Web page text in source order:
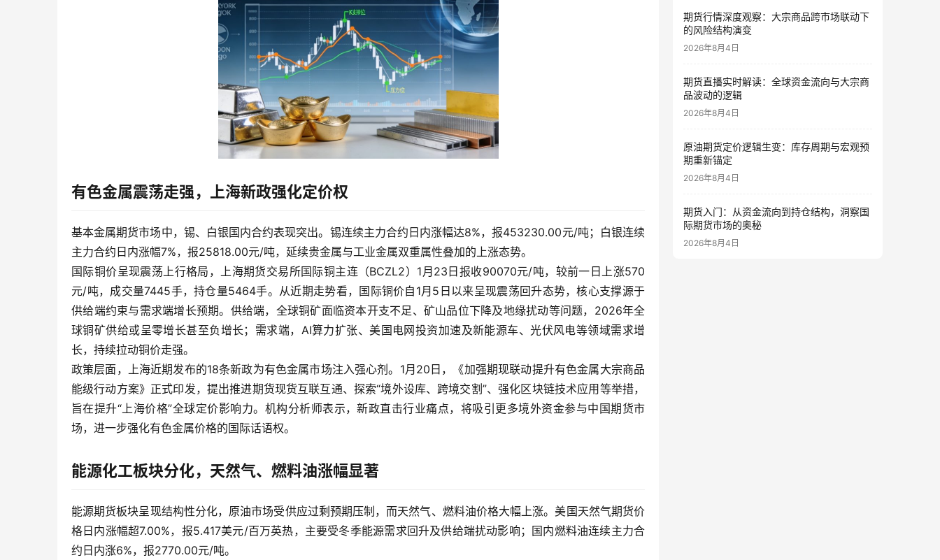
有色金属震荡走强，上海新政强化定价权
基本金属期货市场中，锡、白银国内合约表现突出。锡连续主力合约日内涨幅达8%，报453230.00元/吨；白银连续
主力合约日内涨幅7%，报25818.00元/吨，延续贵金属与工业金属双重属性叠加的上涨态势。
国际铜价呈现震荡上行格局，上海期货交易所国际铜主连（BCZL2）1月23日报收90070元/吨，较前一日上涨570
元/吨，成交量7445手，持仓量5464手。从近期走势看，国际铜价自1月5日以来呈现震荡回升态势，核心支撑源于
供给端约束与需求端增长预期。供给端，全球铜矿面临资本开支不足、矿山品位下降及地缘扰动等问题，2026年全
球铜矿供给或呈零增长甚至负增长；需求端，AI算力扩张、美国电网投资加速及新能源车、光伏风电等领域需求增
长，持续拉动铜价走强。
政策层面，上海近期发布的18条新政为有色金属市场注入强心剂。1月20日，《加强期现联动提升有色金属大宗商品
能级行动方案》正式印发，提出推进期货现货互联互通、探索“境外设库、跨境交割”、强化区块链技术应用等举措，
旨在提升“上海价格”全球定价影响力。机构分析师表示，新政直击行业痛点，将吸引更多境外资金参与中国期货市
场，进一步强化有色金属价格的国际话语权。
能源化工板块分化，天然气、燃料油涨幅显著
能源期货板块呈现结构性分化，原油市场受供应过剩预期压制，而天然气、燃料油价格大幅上涨。美国天然气期货价
格日内涨幅超7.00%，报5.417美元/百万英热，主要受冬季能源需求回升及供给端扰动影响；国内燃料油连续主力合
约日内涨6%，报2770.00元/吨。
期货行情深度观察：大宗商品跨市场联动下
的风险结构演变
2026年8月4日
期货直播实时解读：全球资金流向与大宗商
品波动的逻辑
2026年8月4日
原油期货定价逻辑生变：库存周期与宏观预
期重新锚定
2026年8月4日
期货入门：从资金流向到持仓结构，洞察国
际期货市场的奥秘
2026年8月4日